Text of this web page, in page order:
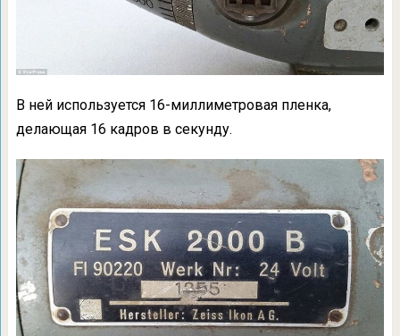
В ней используется 16-миллиметровая пленка,
делающая 16 кадров в секунду.